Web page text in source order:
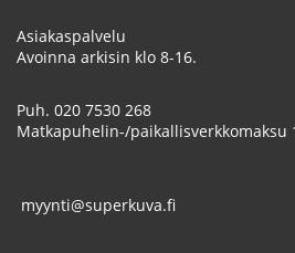
Asiakaspalvelu
Avoinna arkisin klo 8-16.
Puh. 020 7530 268
Matkapuhelin-/paikallisverkkomaksu
myynti@superkuva.fi